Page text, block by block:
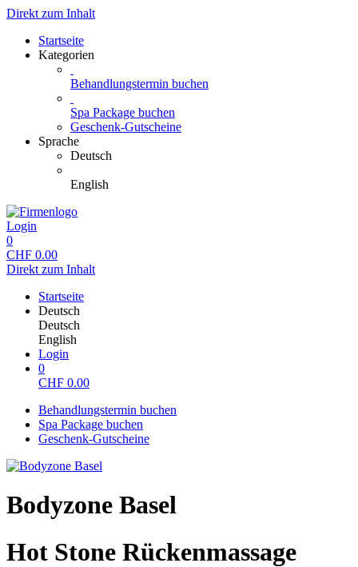
Direkt zum Inhalt
Startseite
Kategorien
Behandlungstermin buchen
Spa Package buchen
Geschenk-Gutscheine
Sprache
Deutsch
English
Login
0
CHF 0.00
Direkt zum Inhalt
Startseite
Deutsch
Deutsch
English
Login
0
CHF 0.00
Behandlungstermin buchen
Spa Package buchen
Geschenk-Gutscheine
Bodyzone Basel
Hot Stone Rückenmassage